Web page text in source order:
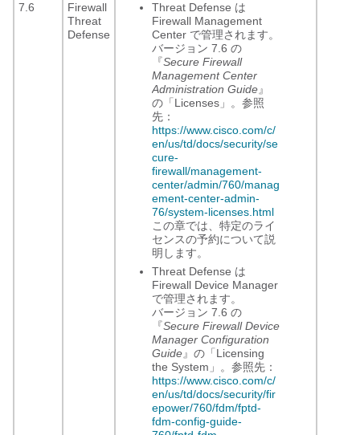
7.6
Firewall
Threat
Defense
Threat Defense は
Firewall Management
Center で管理されます。
バージョン 7.6 の
『Secure Firewall
Management Center
Administration Guide』
の「Licenses」。参照
先：
https://www.cisco.com/c/
en/us/td/docs/security/se
cure-
firewall/management-
center/admin/760/manag
ement-center-admin-
76/system-licenses.html
この章では、特定のライ
センスの予約について説
明します。
Threat Defense は
Firewall Device Manager
で管理されます。
バージョン 7.6 の
『Secure Firewall Device
Manager Configuration
Guide』の「Licensing
the System」。参照先：
https://www.cisco.com/c/
en/us/td/docs/security/fir
epower/760/fdm/fptd-
fdm-config-guide-